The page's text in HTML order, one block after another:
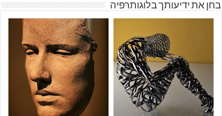
בחן את ידיעותך בלוגותרפיה